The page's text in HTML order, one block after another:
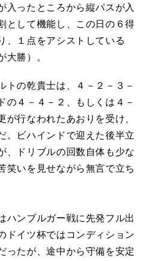
入ったところから縦パスが入
として機能し、この日の６得
、１点をアシストしている
大勝）。
の乾貴士は、４－２－３－
の４－４－２、もしくは４－
が行なわれたあおりを受け、
。ビハインドで迎えた後半立
、ドリブルの回数自体も少な
笑いを見せながら無言で立ち
ンブルガー戦に先発フル出
ドイツ杯ではコンディション
ったが、途中から守備を安定